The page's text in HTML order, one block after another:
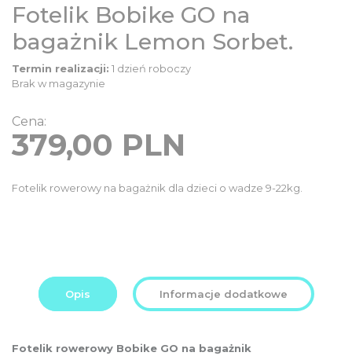
Fotelik Bobike GO na
bagażnik Lemon Sorbet.
Cena:
379,00 PLN
Fotelik rowerowy na bagażnik dla dzieci o wadze 9-22kg.
Termin realizacji: 1 dzień roboczy
Brak w magazynie
Opis Informacje dodatkowe
Fotelik rowerowy Bobike GO na bagażnik